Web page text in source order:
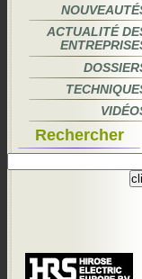
ACTUALITÉ
Rechercher